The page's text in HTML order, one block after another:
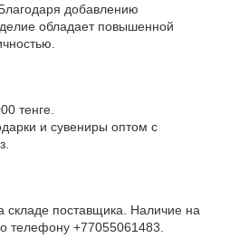
добавлению
обладает повышенной
тенге.
и сувениры оптом с
складе поставщика. Наличие на
телефону +77055061483.